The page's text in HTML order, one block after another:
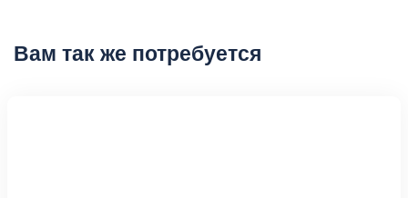
Вам так же потребуется